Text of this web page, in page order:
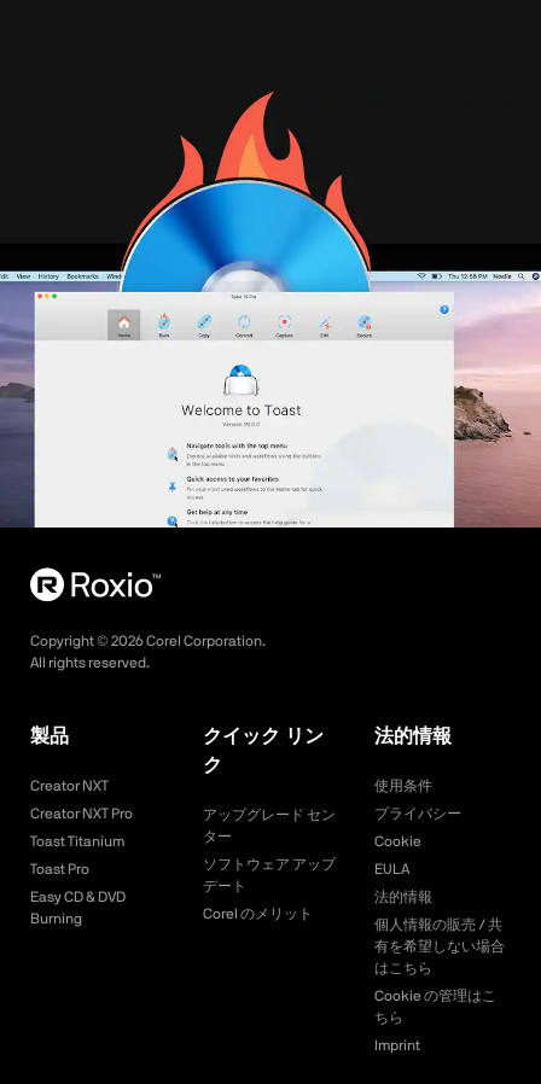
Copyright © 2026Corel Corporation.
All rights reserved.
製品
Creator NXT
Creator NXT Pro
Toast Titanium
Toast Pro
Easy CD & DVD
Burning
クイック リン
ク
アップグレード セン
ター
ソフトウェア アップ
デート
Corel のメリット
法的情報
使用条件
プライバシー
Cookie
EULA
法的情報
個人情報の販売 / 共
有を希望しない場合
はこちら
Cookie の管理はこ
ちら
Imprint